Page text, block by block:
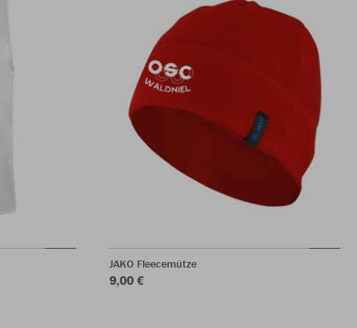
JAKO Fleecemütze
9,00 €